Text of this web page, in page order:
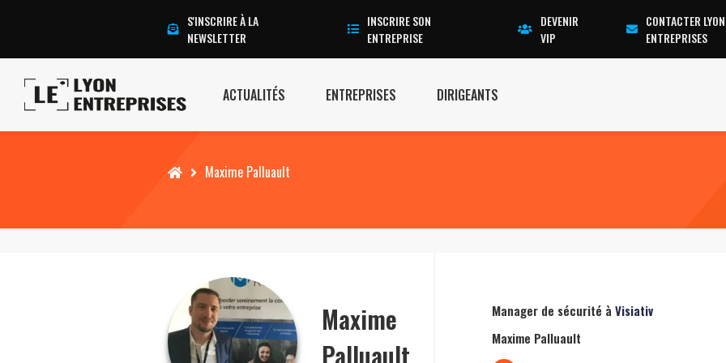
S'INSCRIRE À LA
NEWSLETTER
INSCRIRE SON
ENTREPRISE
DEVENIR
VIP
CONTACTER LYON
ENTREPRISES
ACTUALITÉS ENTREPRISES DIRIGEANTS
Accueil Maxime Palluault
Maxime
Palluault
Manager de sécurité à Visiativ
Maxime Palluault